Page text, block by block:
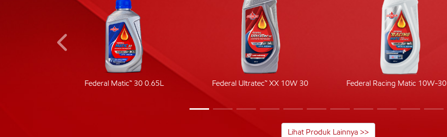
Federal Matic™ 30 0.65L Federal Ultratec™ XX 10W 30 Federal Racing Matic 10W-30
Lihat Produk Lainnya >>